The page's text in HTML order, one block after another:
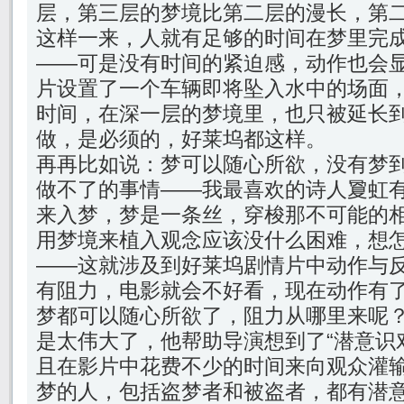
层，第三层的梦境比第二层的漫长，第
这样一来，人就有足够的时间在梦里完
——可是没有时间的紧迫感，动作也会
片设置了一个车辆即将坠入水中的场面
时间，在深一层的梦境里，也只被延长
做，是必须的，好莱坞都这样。
再再比如说：梦可以随心所欲，没有梦
做不了的事情——我最喜欢的诗人夐虹
来入梦，梦是一条丝，穿梭那不可能的
用梦境来植入观念应该没什么困难，想
——这就涉及到好莱坞剧情片中动作与
有阻力，电影就会不好看，现在动作有
梦都可以随心所欲了，阻力从哪里来呢
是太伟大了，他帮助导演想到了“潜意识
且在影片中花费不少的时间来向观众
梦的人，包括盗梦者和被盗者，都有潜